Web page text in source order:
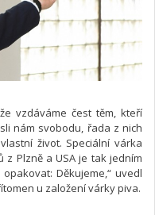
vzdáváme čest těm, kteří
nám svobodu, řada z nich
život. Speciální várka
Plzně a USA je tak jedním
Děkujeme,“ uvedl
u založení várky piva.